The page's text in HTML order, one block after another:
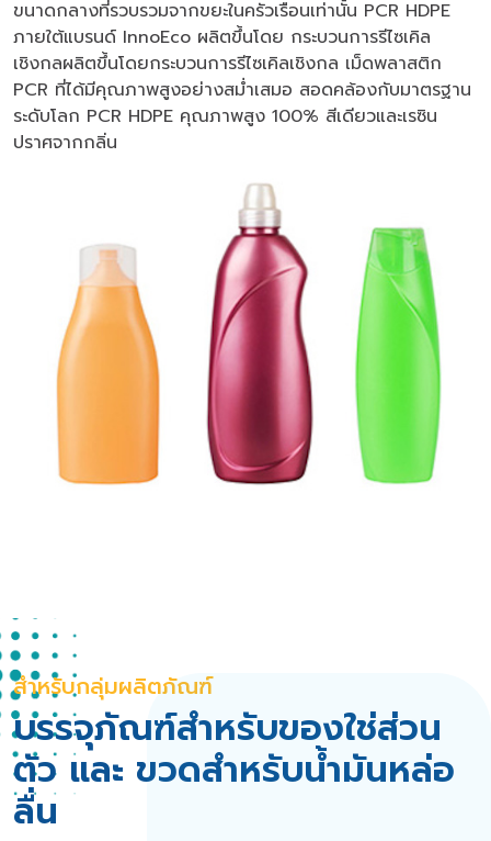
ขนาดกลางที่รวบรวมจากขยะในครัวเรือนเท่านั้น PCR HDPE
ภายใต้แบรนด์ InnoEco ผลิตขึ้นโดย กระบวนการรีไซเคิล
เชิงกลผลิตขึ้นโดยกระบวนการรีไซเคิลเชิงกล เม็ดพลาสติก
PCR ที่ได้มีคุณภาพสูงอย่างสม่ําเสมอ สอดคล้องกับมาตรฐาน
ระดับโลก PCR HDPE คุณภาพสูง 100% สีเดียวและเรซิน
ปราศจากกลิ่น
สำหรับกลุ่มผลิตภัณฑ์
บรรจุภัณฑ์สำหรับของใช่ส่วน
ตัว และ ขวดสำหรับน้ำมันหล่อ
ลื่น